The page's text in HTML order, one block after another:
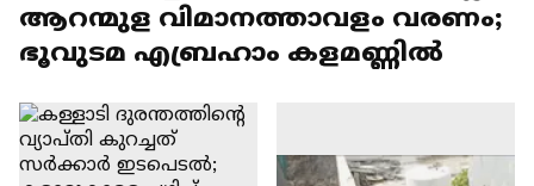
ആറന്മുള വിമാനത്താവളം വരണം;
ഭൂവുടമ എബ്രഹാം കളമണ്ണിൽ